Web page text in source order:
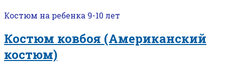
Костюм на ребенка 9-10 лет
Костюм ковбоя (Американский
костюм)